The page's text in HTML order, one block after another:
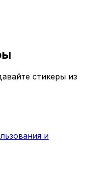
стикеры из
и